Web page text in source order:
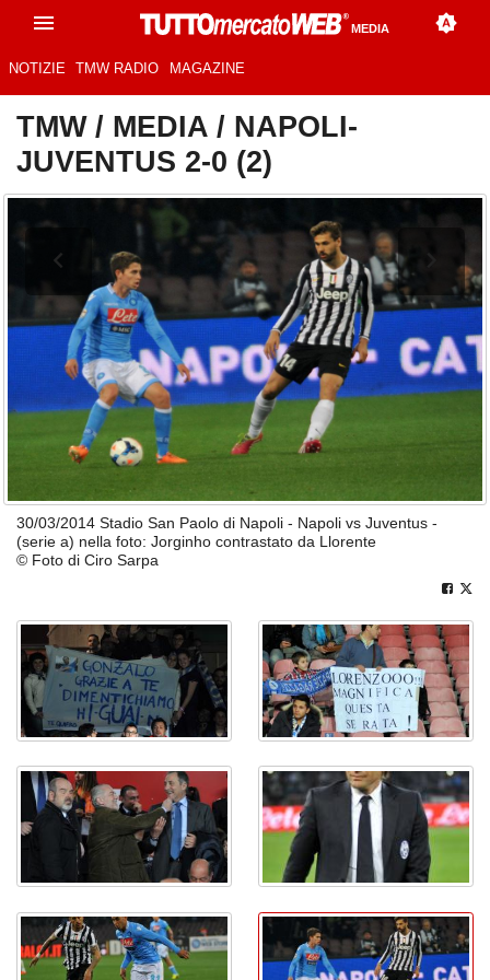
MEDIA
NOTIZIE TMW RADIO MAGAZINE
TMW/ MEDIA / NAPOLI-
JUVENTUS 2-0 (2)
30/03/2014 Stadio San Paolo di Napoli - Napoli vs Juventus -
(serie a) nella foto: Jorginho contrastato da Llorente
© Foto di Ciro Sarpa